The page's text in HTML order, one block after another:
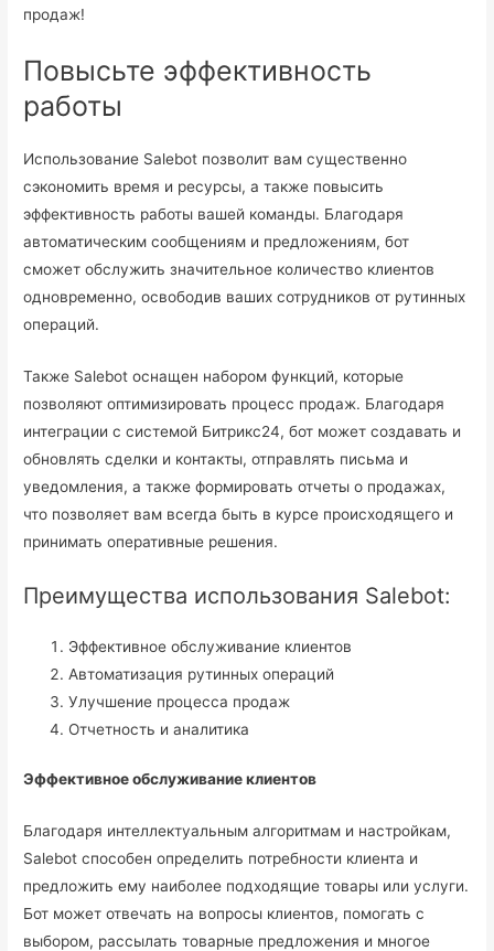
продаж!
Повысьте эффективность
работы
Использование Salebot позволит вам существенно
сэкономить время и ресурсы, а также повысить
эффективность работы вашей команды. Благодаря
автоматическим сообщениям и предложениям, бот
сможет обслужить значительное количество клиентов
одновременно, освободив ваших сотрудников от рутинных
операций.
Также Salebot оснащен набором функций, которые
позволяют оптимизировать процесс продаж. Благодаря
интеграции с системой Битрикс24, бот может создавать и
обновлять сделки и контакты, отправлять письма и
уведомления, а также формировать отчеты о продажах,
что позволяет вам всегда быть в курсе происходящего и
принимать оперативные решения.
Преимущества использования Salebot:
Эффективное обслуживание клиентов
Автоматизация рутинных операций
Улучшение процесса продаж
Отчетность и аналитика
Эффективное обслуживание клиентов
Благодаря интеллектуальным алгоритмам и настройкам,
Salebot способен определить потребности клиента и
предложить ему наиболее подходящие товары или услуги.
Бот может отвечать на вопросы клиентов, помогать с
выбором, рассылать товарные предложения и многое